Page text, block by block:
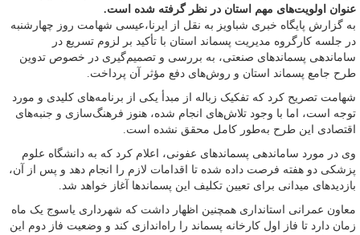
عنوان اولویت‌های مهم استان در نظر گرفته شده است.
به گزارش پایگاه خبری شباویز به نقل از ایرنا،عیسی شهامت روز چهارشنبه
در جلسه کارگروه مدیریت پسماند استان با تأکید بر لزوم تسریع در
ساماندهی پسماندهای صنعتی، به بررسی و تصمیم‌گیری در خصوص تدوین
طرح جامع پسماند استان و روش‌های دفع مؤثر آن پرداخت.
شهامت تصریح کرد که تفکیک زباله از مبدأ یکی از برنامه‌های کلیدی و مورد
توجه است، اما با وجود تلاش‌های انجام شده، هنوز فرهنگ‌سازی و جنبه‌های
اقتصادی این طرح به‌طور کامل محقق نشده است.
وی در مورد ساماندهی پسماندهای عفونی، اعلام کرد که به دانشگاه علوم
پزشکی دو هفته فرصت داده شده تا اقدامات لازم را انجام دهد و پس از آن،
بازدیدهای میدانی برای تعیین تکلیف این پسماندها آغاز خواهد شد.
معاون عمرانی استانداری همچنین اظهار داشت که شهرداری یاسوج یک ماه
زمان دارد تا فاز اول کارخانه پسماند را راه‌اندازی کند و وضعیت فاز دوم این